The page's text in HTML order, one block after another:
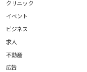
クリニック
イベント
ビジネス
求人
不動産
広告